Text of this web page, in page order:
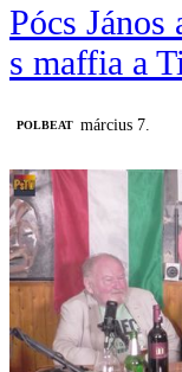
Pócs János
s maffia a
‎POLBEAT március 7.